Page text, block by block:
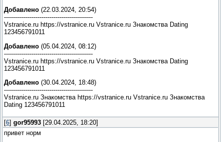
Добавлено (22.03.2024, 20:54)
---------------------------------------------
Vstranice.ru https://vstranice.ru Vstranice.ru Знакомства Dating
123456791011
Добавлено (05.04.2024, 08:12)
---------------------------------------------
Vstranice.ru https://vstranice.ru Vstranice.ru Знакомства Dating
123456791011
Добавлено (30.04.2024, 18:48)
---------------------------------------------
Vstranice.ru Знакомства https://vstranice.ru Vstranice.ru Знакомства
Dating 123456791011
[6] gor95993 [29.04.2025, 18:20]
привет норм